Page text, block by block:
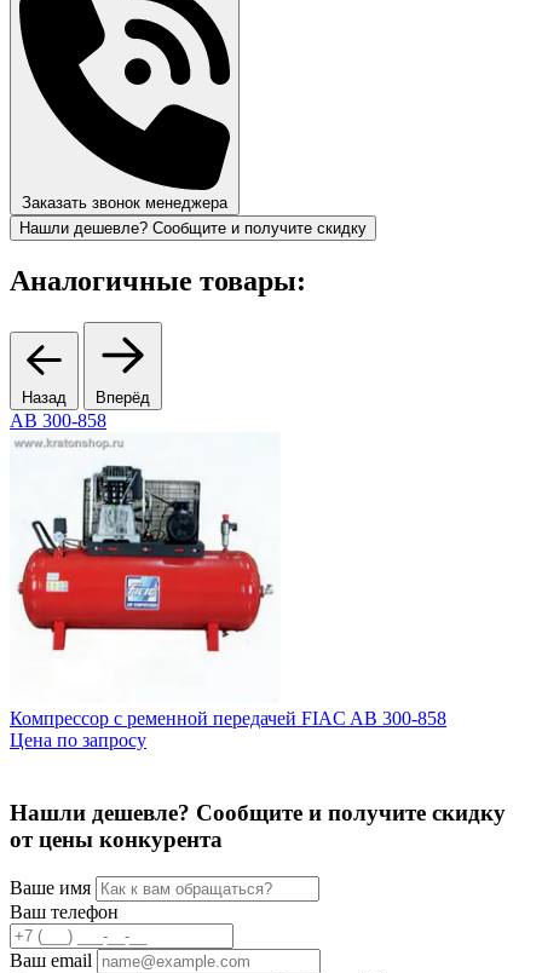
Заказать звонок менеджера
Нашли дешевле? Сообщите и получите скидку
Аналогичные товары:
Назад Вперёд
AB 300-858
Компрессор с ременной передачей FIAC AB 300-858
Цена по запросу
Нашли дешевле? Сообщите и получите скидку
от цены конкурента
Ваше имя
Ваш телефон
Ваш email